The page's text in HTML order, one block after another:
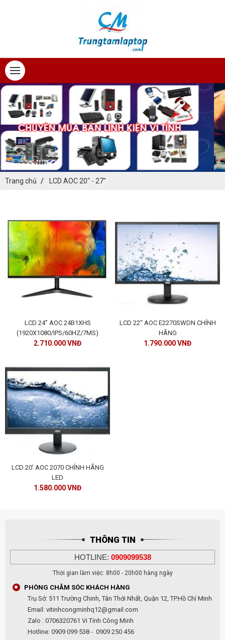
Trang chủ LCD AOC 20" - 27"
LCD 24” AOC 24B1XHS
(1920X1080/IPS/60HZ/7MS)
2.710.000 VNĐ
LCD 22" AOC E2270SWDN CHÍNH
HÃNG
1.790.000 VNĐ
LCD 20' AOC 2070 CHÍNH HÃNG
LED
1.580.000 VNĐ
THÔNG TIN
HOTLINE: 0909099538
Thời gian làm việc: 8h00 - 20h00 hàng ngày
PHÒNG CHĂM SÓC KHÁCH HÀNG
Trụ Sở: 511 Trường Chinh, Tân Thới Nhất, Quận 12, TP.Hồ Chí Minh
Email: vitinhcongminhq12@gmail.com
Zalo : 0706320761 Vi Tính Công Minh
Hotline: 0909 099 538 - 0909 250 456
ĐĂNG KÝ TƯ VẤN MIỄN PHÍ
HOÀN THÀNH
Đăng ký tư vấn trực tiếp 24/7:
0909099538